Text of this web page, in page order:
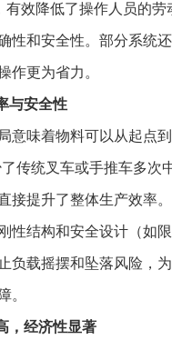
有效降低了操作人员的
性和安全性。部分系统
作更为省力。
与安全性
意味着物料可以从起点
传统叉车或手推车多次
接提升了整体生产效率。
性结构和安全设计（如
负载摇摆和坠落风险，
。
，经济性显著